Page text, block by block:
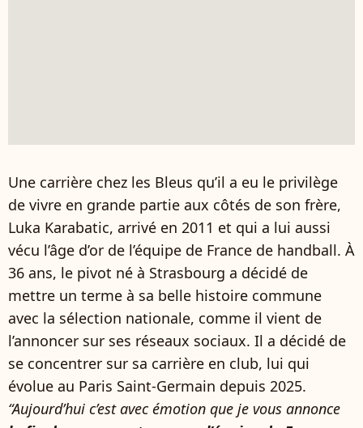
Une carrière chez les Bleus qu’il a eu le privilège
de vivre en grande partie aux côtés de son frère,
Luka Karabatic, arrivé en 2011 et qui a lui aussi
vécu l’âge d’or de l’équipe de France de handball. À
36 ans, le pivot né à Strasbourg a décidé de
mettre un terme à sa belle histoire commune
avec la sélection nationale, comme il vient de
l’annoncer sur ses réseaux sociaux. Il a décidé de
se concentrer sur sa carrière en club, lui qui
évolue au Paris Saint-Germain depuis 2025.
“Aujourd’hui c’est avec émotion que je vous annonce